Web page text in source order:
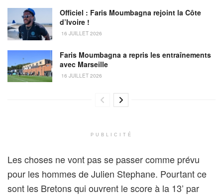
Officiel : Faris Moumbagna rejoint la Côte
d’Ivoire !
16 JUILLET 2026
Faris Moumbagna a repris les entraînements
avec Marseille
16 JUILLET 2026
PUBLICITÉ
Les choses ne vont pas se passer comme prévu
pour les hommes de Julien Stephane. Pourtant ce
sont les Bretons qui ouvrent le score à la 13’ par